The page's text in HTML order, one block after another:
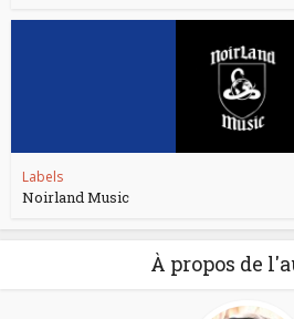
Labels
Noirland Music
À propos de